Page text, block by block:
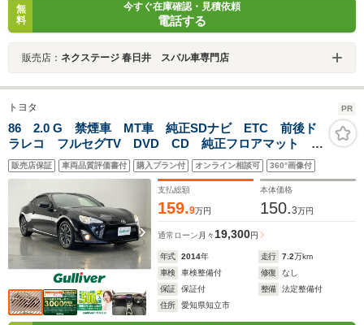
無
料
今すぐ在庫確認・見積依頼
電話する
販売店： ネクステージ 春日井 スバル車専門店
トヨタ PR
86 2.0 G 禁煙車 MT車 純正SDナビ ETC 前後ド
ラレコ フルセグTV DVD CD 純正フロアマット 純
正16インチアルミホイール オートライト フォグラン
プ 電動格納ミラー ドアバイザー 横滑り防止装置
販売店保証 車両品質評価書付 購入プラン付 オンライン相談可 360°画像付
支払総額
159.9万円
本体価格
150.3万円
通常ローン 月々19,300円
年式 2014年 走行 7.2万km
車検
車検整備付 修復
なし
保証
保証付 整備
法定整備付
住所
愛知県知立市